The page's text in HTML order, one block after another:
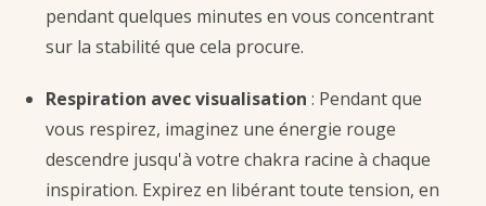
pendant quelques minutes en vous concentrant
sur la stabilité que cela procure.
Respiration avec visualisation : Pendant que
vous respirez, imaginez une énergie rouge
descendre jusqu'à votre chakra racine à chaque
inspiration. Expirez en libérant toute tension, en